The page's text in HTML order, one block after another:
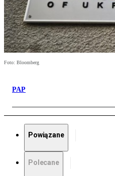
Foto: Bloomberg
PAP
Powiązane
Polecane